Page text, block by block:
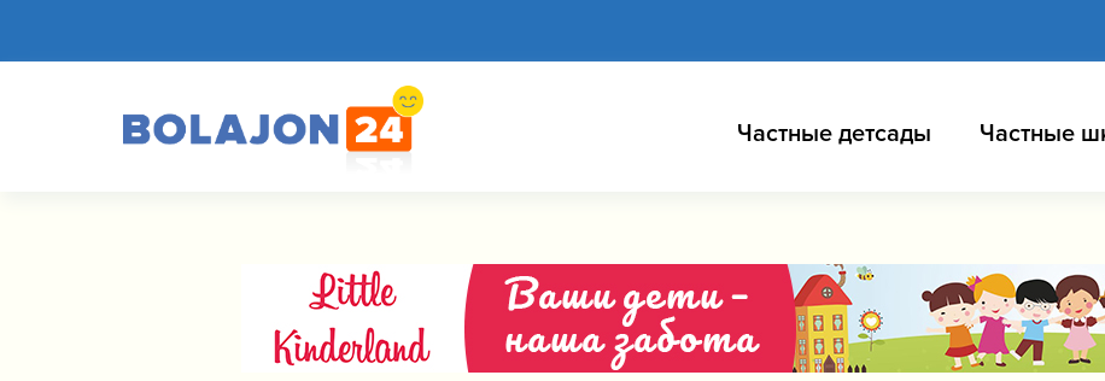
Частные детсады Частные